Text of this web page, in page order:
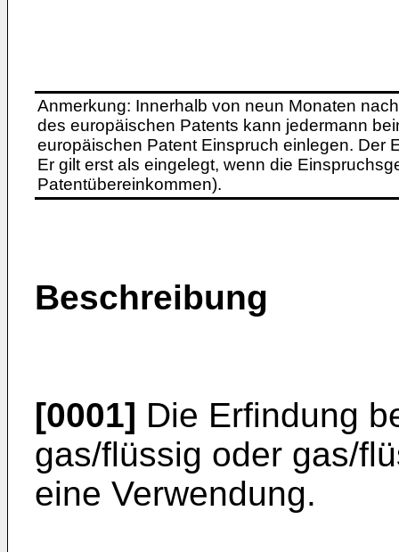
Anmerkung: Innerhalb von neun Monaten
des europäischen Patents kann jedermann
europäischen Patent Einspruch einlegen. Der
Er gilt erst als eingelegt, wenn die
Patentübereinkommen).
Beschreibung
[0001] Die Erfindung
gas/flüssig oder gas/
eine Verwendung.